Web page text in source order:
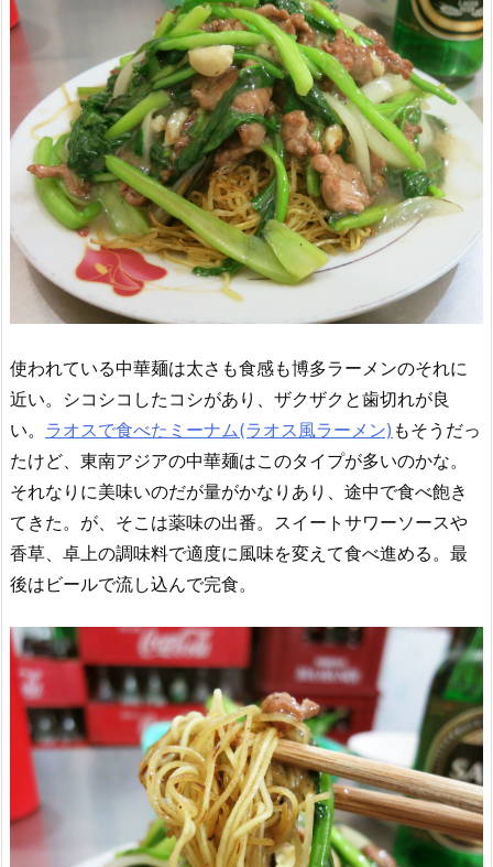
使われている中華麺は太さも食感も博多ラーメンのそれに
近い。シコシコしたコシがあり、ザクザクと歯切れが良
い。 ラオスで食べたミーナム(ラオス風ラーメン) もそうだっ
たけど、東南アジアの中華麺はこのタイプが多いのかな。
それなりに美味いのだが量がかなりあり、途中で食べ飽き
てきた。が、そこは薬味の出番。スイートサワーソースや
香草、卓上の調味料で適度に風味を変えて食べ進める。最
後はビールで流し込んで完食。